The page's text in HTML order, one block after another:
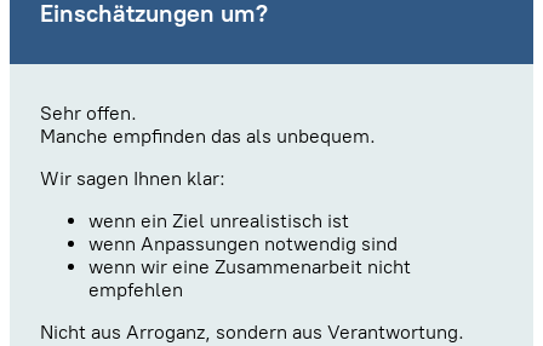
Einschätzungen um?
Sehr offen.
Manche empfinden das als unbequem.
Wir sagen Ihnen klar:
wenn ein Ziel unrealistisch ist
wenn Anpassungen notwendig sind
wenn wir eine Zusammenarbeit nicht
empfehlen
Nicht aus Arroganz, sondern aus Verantwortung.